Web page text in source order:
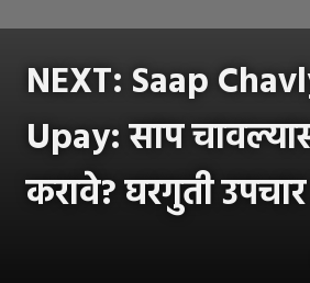
NEXT: Saap
Upay: साप
करावे? घरगुती